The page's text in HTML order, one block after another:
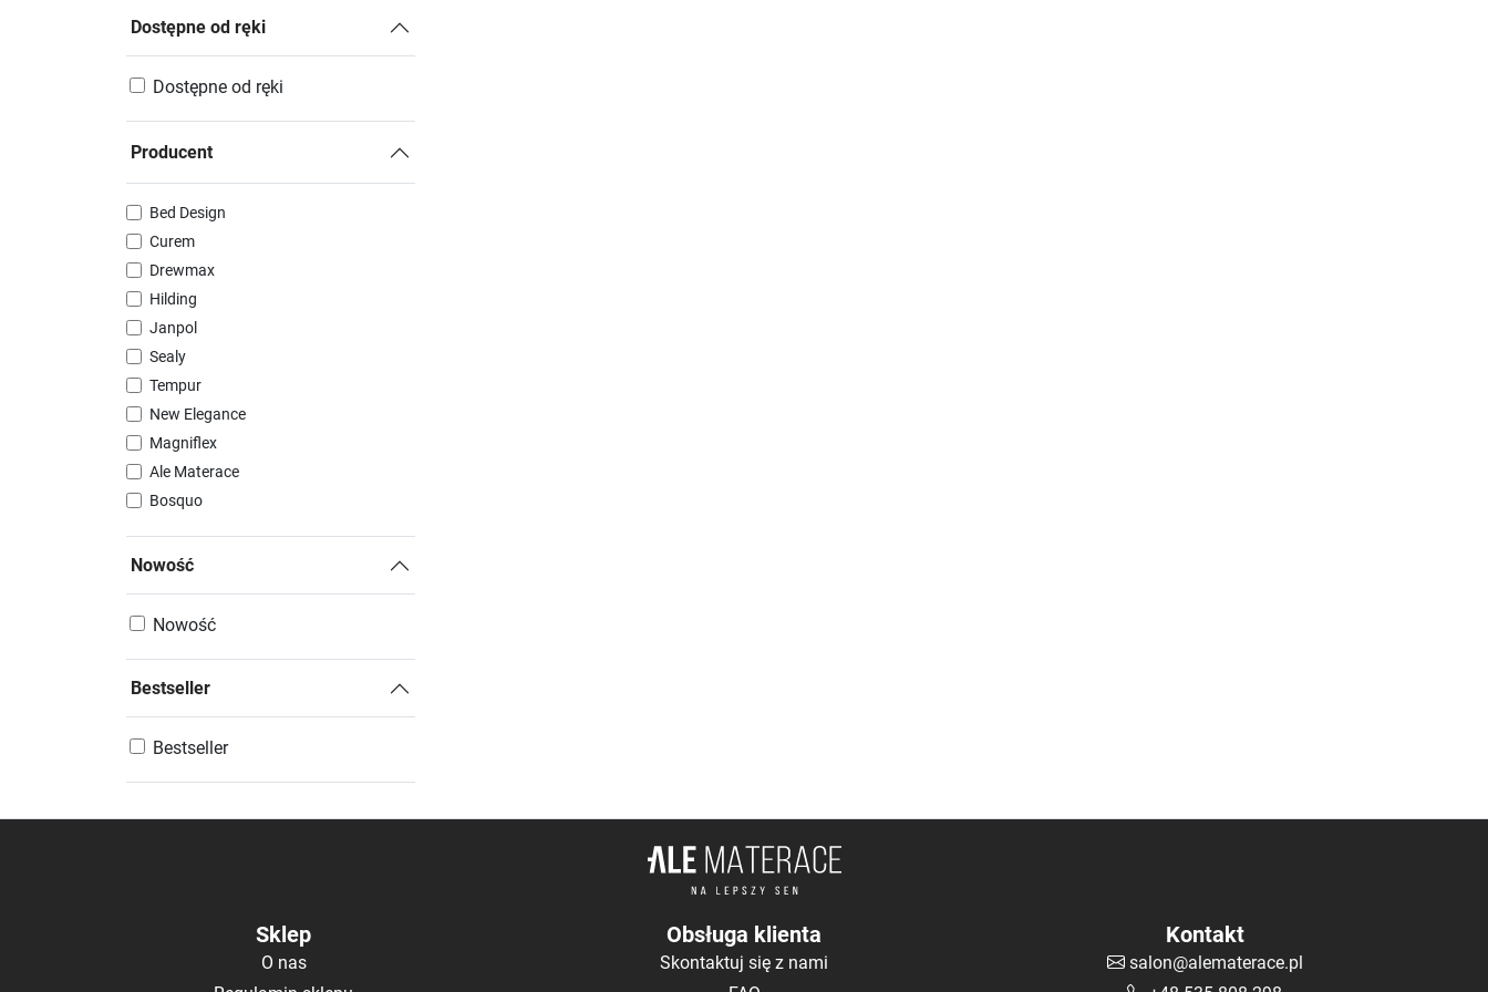
Dostępne od ręki
Dostępne od ręki
Producent
Bed Design
Curem
Drewmax
Hilding
Janpol
Sealy
Tempur
New Elegance
Magniflex
Ale Materace
Bosquo
Nowość
Nowość
Bestseller
Bestseller
Sklep
O nas
Obsługa klienta
Skontaktuj się z nami
Kontakt
salon@alematerace.pl